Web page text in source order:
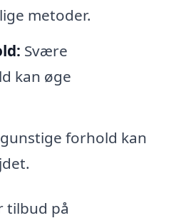
metoder.
Svære
kan øge
forhold kan
tilbud på